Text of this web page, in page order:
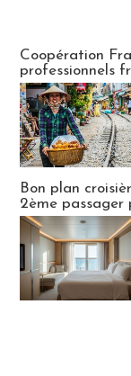
Coopération
professionnels
Bon plan
2ème passager